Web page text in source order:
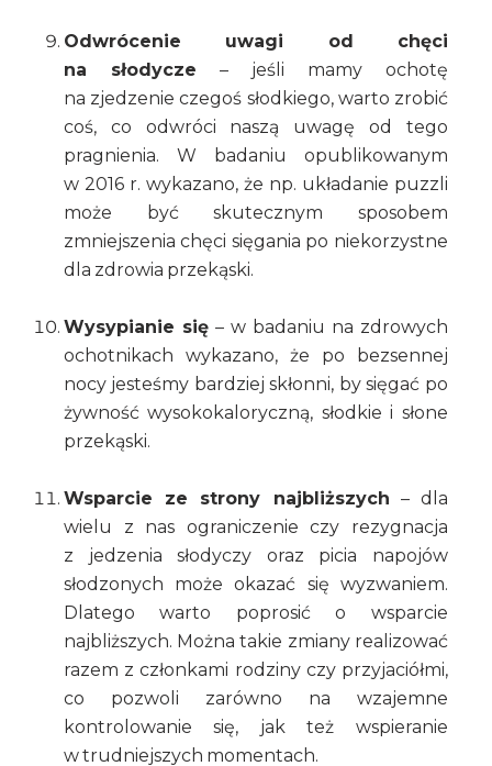
Odwrócenie uwagi od chęci
na słodycze – jeśli mamy ochotę
na zjedzenie czegoś słodkiego, warto zrobić
coś, co odwróci naszą uwagę od tego
pragnienia. W badaniu opublikowanym
w 2016 r. wykazano, że np. układanie puzzli
może być skutecznym sposobem
zmniejszenia chęci sięgania po niekorzystne
dla zdrowia przekąski.
Wysypianie się – w badaniu na zdrowych
ochotnikach wykazano, że po bezsennej
nocy jesteśmy bardziej skłonni, by sięgać po
żywność wysokokaloryczną, słodkie i słone
przekąski.
Wsparcie ze strony najbliższych – dla
wielu z nas ograniczenie czy rezygnacja
z jedzenia słodyczy oraz picia napojów
słodzonych może okazać się wyzwaniem.
Dlatego warto poprosić o wsparcie
najbliższych. Można takie zmiany realizować
razem z członkami rodziny czy przyjaciółmi,
co pozwoli zarówno na wzajemne
kontrolowanie się, jak też wspieranie
w trudniejszych momentach.